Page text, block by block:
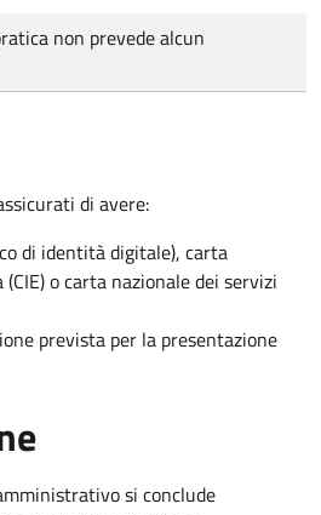
non prevede alcun
di avere:
di identità digitale), carta
o carta nazionale dei servizi
prevista per la presentazione
si conclude